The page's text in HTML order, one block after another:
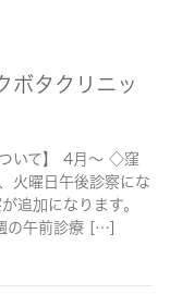
ボタクリニッ
ついて】 4月～ ◇窪
火曜日午後診察にな
追加になります。
前診療 […]